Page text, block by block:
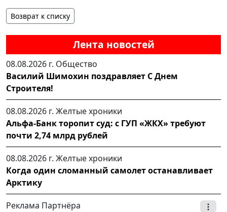
Лента новостей
08.08.2026 г. Общество
Василий Шимохин поздравляет С Днем
Строителя!
08.08.2026 г. Желтые хроники
Альфа-Банк торопит суд: с ГУП «ЖКХ» требуют
почти 2,74 млрд рублей
08.08.2026 г. Желтые хроники
Когда один сломанный самолет останавливает
Арктику
Реклама Партнёра
Возврат к списку